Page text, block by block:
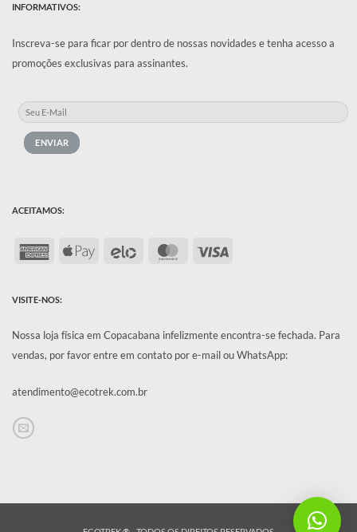
VISITE-NOS:
Nossa loja física em Copacabana infelizmente encontra-se fechada. Para
vendas, por favor entre em contato por e-mail ou WhatsApp:
atendimento@ecotrek.com.br
INFORMATIVOS:
Inscreva-se para ficar por dentro de nossas novidades e tenha acesso a
promoções exclusivas para assinantes.
ACEITAMOS:
AmericanApple
MasterCard